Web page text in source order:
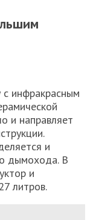
с инфракрасным
и направляет
и
дымохода. В
и
литров.